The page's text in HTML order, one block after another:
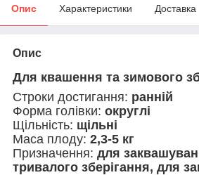
Опис Характеристики Доставка
Опис
Для квашення та зимового
Строки достигання: ранній
Форма голівки: округлі
Щільність: щільні
Маса плоду: 2,3-5 кг
Призначення: для
тривалого зберігання, для